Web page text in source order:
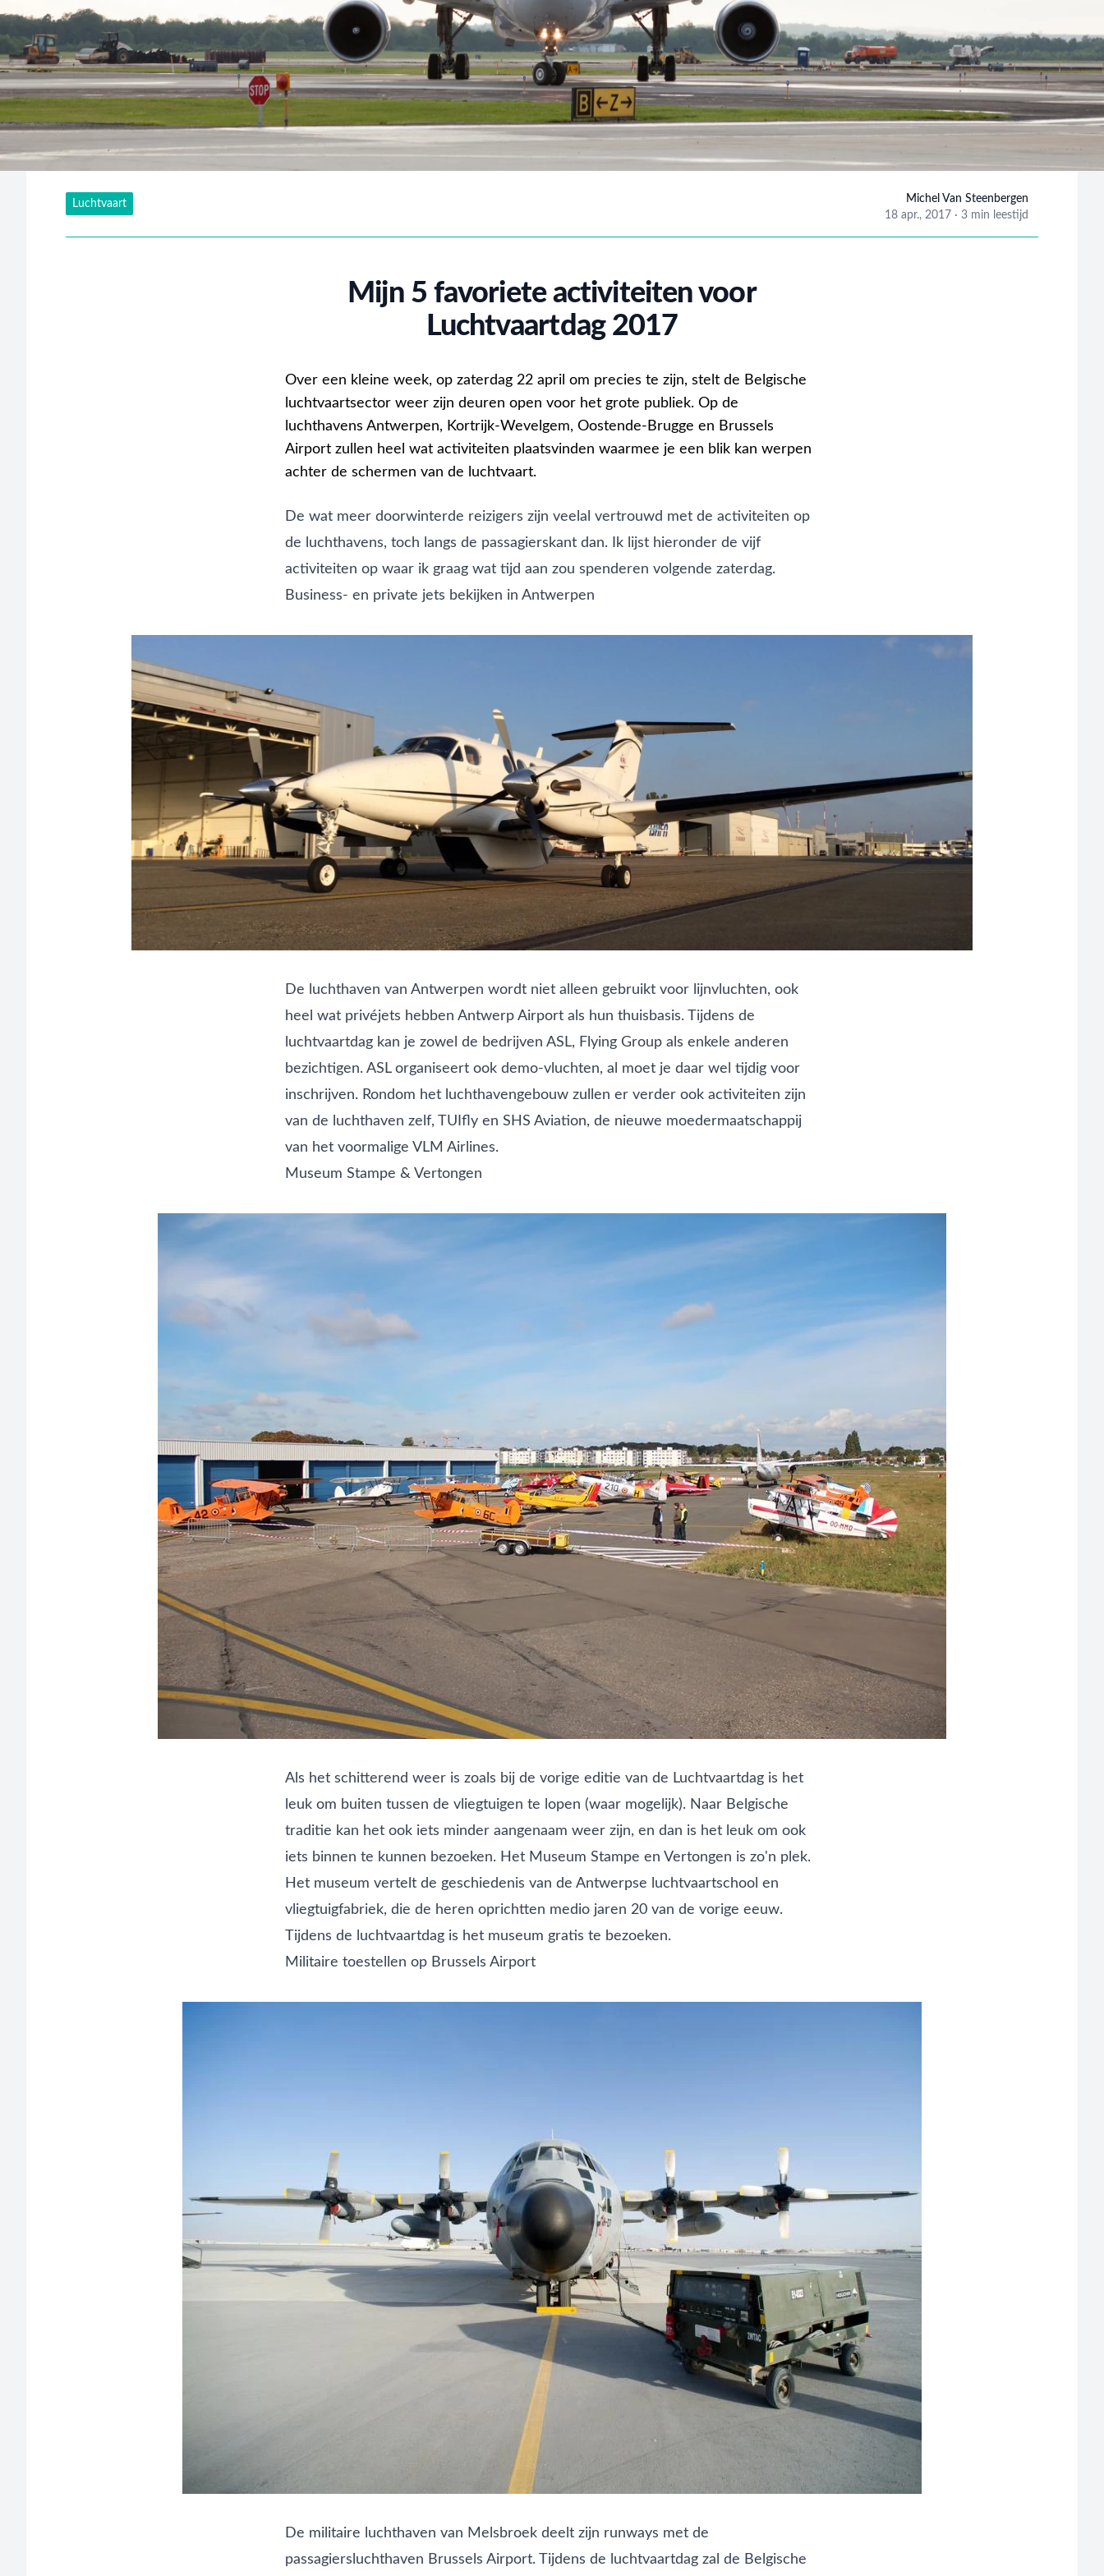
Luchtvaart
Michel Van Steenbergen
18 apr., 2017 · 3 min leestijd
Mijn 5 favoriete activiteiten voor
Luchtvaartdag 2017
Over een kleine week, op zaterdag 22 april om precies te zijn, stelt de Belgische
luchtvaartsector weer zijn deuren open voor het grote publiek. Op de
luchthavens Antwerpen, Kortrijk-Wevelgem, Oostende-Brugge en Brussels
Airport zullen heel wat activiteiten plaatsvinden waarmee je een blik kan werpen
achter de schermen van de luchtvaart.
De wat meer doorwinterde reizigers zijn veelal vertrouwd met de activiteiten op
de luchthavens, toch langs de passagierskant dan. Ik lijst hieronder de vijf
activiteiten op waar ik graag wat tijd aan zou spenderen volgende zaterdag.
Business- en private jets bekijken in Antwerpen
De luchthaven van Antwerpen wordt niet alleen gebruikt voor lijnvluchten, ook
heel wat privéjets hebben Antwerp Airport als hun thuisbasis. Tijdens de
luchtvaartdag kan je zowel de bedrijven ASL, Flying Group als enkele anderen
bezichtigen. ASL organiseert ook demo-vluchten, al moet je daar wel tijdig voor
inschrijven. Rondom het luchthavengebouw zullen er verder ook activiteiten zijn
van de luchthaven zelf, TUIfly en SHS Aviation, de nieuwe moedermaatschappij
van het voormalige VLM Airlines.
Museum Stampe & Vertongen
Als het schitterend weer is zoals bij de vorige editie van de Luchtvaartdag is het
leuk om buiten tussen de vliegtuigen te lopen (waar mogelijk). Naar Belgische
traditie kan het ook iets minder aangenaam weer zijn, en dan is het leuk om ook
iets binnen te kunnen bezoeken. Het Museum Stampe en Vertongen is zo'n plek.
Het museum vertelt de geschiedenis van de Antwerpse luchtvaartschool en
vliegtuigfabriek, die de heren oprichtten medio jaren 20 van de vorige eeuw.
Tijdens de luchtvaartdag is het museum gratis te bezoeken.
Militaire toestellen op Brussels Airport
De militaire luchthaven van Melsbroek deelt zijn runways met de
passagiersluchthaven Brussels Airport. Tijdens de luchtvaartdag zal de Belgische